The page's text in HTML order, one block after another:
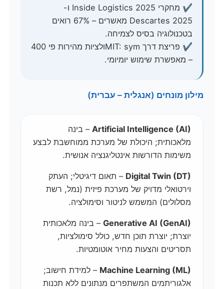
✔ מחקרי Inside Logistics 2025 ו-
Descartes 2025 מאשרים – 67% רואים
בטכנולוגיה בסיס לצמיחה.
✔ פריצת דרך MIT: symולציות מהירות פי 400
– מאפשרת שימוש יומיומי.
מילון מונחים (אנגלית – עברית)
Artificial Intelligence (AI)– בינה
מלאכותית; היכולת של מערכת ממוחשבת לבצע
משימות הדורשות אינטליגנציה אנושית.
Digital Twin (DT) – תאום דיגיטלי; העתק
וירטואלי מדויק של מערכת פיזית (נמל, רשת
מסלולים) המשמש לניטור וסימולציה.
Generative AI (GenAI)– בינה מלאכותית
יוצרת; יוצרת תוכן חדש, כולל סימולציות,
תסריטים והצעות מחיר אוטומטיות.
Machine Learning (ML) – למידת חישוב;
אלגוריתמים המשתפרים מנתונים ללא תכנות